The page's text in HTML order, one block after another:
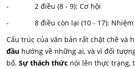
- 2 điều (8 - 9): Cơ hội
- 8 điều còn lại (10 - 17): Nhiệm
Cấu trúc của văn bản rất chặt chẽ và
đầu hướng về những ai, và vì đối
bố.Sự thách thức nói lên thực trạng,